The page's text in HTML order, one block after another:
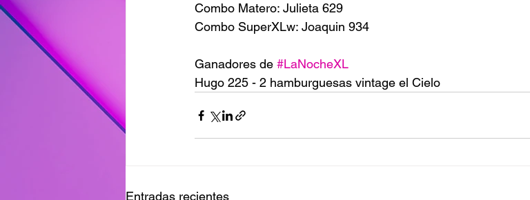
Combo Matero: Julieta 629
Combo SuperXLw: Joaquin 934
Ganadores de #LaNocheXL
Hugo 225 - 2 hamburguesas vintage el Cielo
Entradas recientes